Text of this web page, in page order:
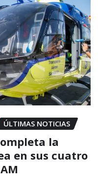
ÚLTIMAS NOTICIAS
la
en sus cuatro